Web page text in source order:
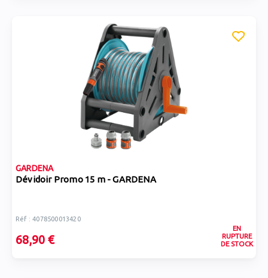
GARDENA
Dévidoir Promo 15 m - GARDENA
Réf : 4078500013420
68,90 €
EN
RUPTURE
DE STOCK